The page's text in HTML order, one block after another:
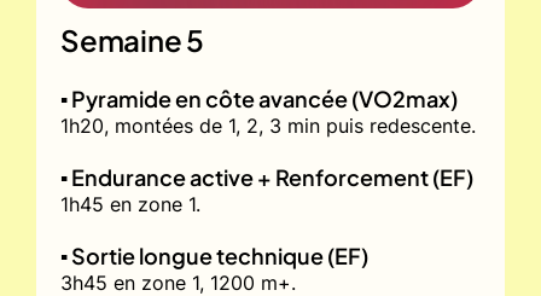
Semaine 5
▪️ Pyramide en côte avancée (VO2max)
1h20, montées de 1, 2, 3 min puis redescente.
▪️ Endurance active + Renforcement (EF)
1h45 en zone 1.
▪️ Sortie longue technique (EF)
3h45 en zone 1, 1200 m+.